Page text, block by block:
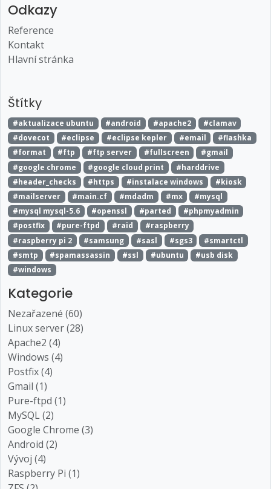
Odkazy
Reference
Kontakt
Hlavní stránka
Štítky
#aktualizace ubuntu #android #apache2
#clamav
#dovecot
#eclipse #eclipse kepler #email
#flashka
#format
#ftp #ftp server #fullscreen
#gmail
#google chrome
#google cloud print
#harddrive
#header_checks
#https #instalace windows
#kiosk
#mailserver
#main.cf #mdadm #mx
#mysql
#mysql mysql-5.6
#openssl #parted
#phpmyadmin
#postfix
#pure-ftpd #raid
#raspberry
#raspberry pi 2
#samsung #sasl #sgs3
#smartctl
#smtp
#spamassassin #ssl #ubuntu
#usb disk
#windows
Kategorie
Nezařazené (60)
Linux server (28)
Apache2 (4)
Windows (4)
Postfix (4)
Gmail (1)
Pure-ftpd (1)
MySQL (2)
Google Chrome (3)
Android (2)
Vývoj (4)
Raspberry Pi (1)